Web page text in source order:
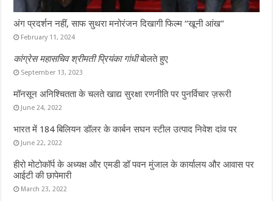
अंग प्रदर्शन नहीं, साफ सुथरा मनोरंजन दिखागी फिल्म “खूनी आंख”
February 11, 2024
कांग्रेस महासचिव श्रीमती प्रियंका गांधीबोलते हुए
September 13, 2023
मॉनसून अनिश्चितता के चलते खाद्य सुरक्षा रणनीति पर पुनर्विचार ज़रूरी
June 24, 2022
भारत में 184 बिलियन डॉलर के कार्बन सघन स्टील उत्पाद निवेश दांव पर
June 22, 2022
हीरो मोटोकॉर्प के अध्यक्ष और एमडी डॉ पवन मुंजाल के कार्यालय और आवास पर
आईटी की छापेमारी
March 23, 2022